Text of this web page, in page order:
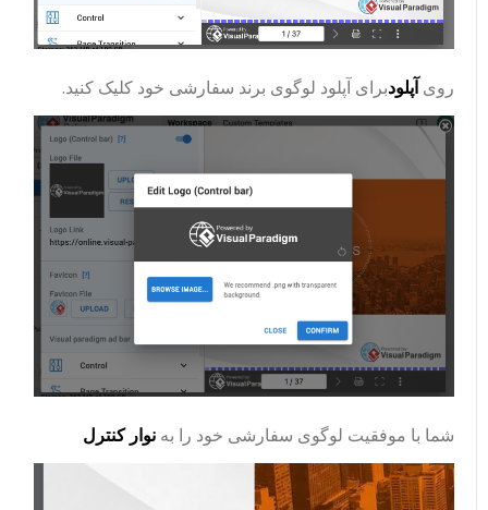
رویآپلودبرای آپلود لوگوی برند سفارشی خود کلیک کنید.
شما با موفقیت لوگوی سفارشی خود را بهنوار کنترل